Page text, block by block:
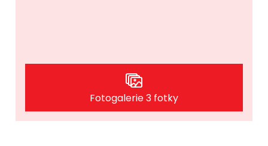
Fotogalerie 3 fotky